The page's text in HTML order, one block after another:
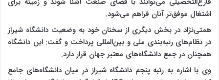
اشتغال موفق‌تر آنان فراهم می‌شود.
همتی‌نژاد در بخش دیگری از سخنان خود به وضعیت دانشگاه شیراز
در نظام‌های رتبه‌بندی ملی و بین‌المللی پرداخت و گفت: این دانشگاه
همچنان در جمع دانشگاه‌های معتبر جهان قرار دارد.
وی با اشاره به رتبه پنجم دانشگاه شیراز در میان دانشگاه‌های جامع